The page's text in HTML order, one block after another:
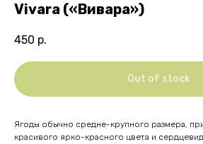
Vivara («Вивара»)
450 р.
Out of stock
Ягоды обычно средне-крупного размера,
красивого ярко-красного цвета и